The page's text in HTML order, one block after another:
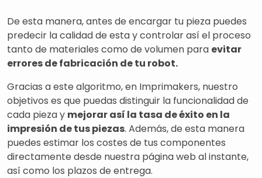
De esta manera, antes de encargar tu pieza puedes
predecir la calidad de esta y controlar así el proceso
tanto de materiales como de volumen para evitar
errores de fabricación de tu robot.
Gracias a este algoritmo, en Imprimakers, nuestro
objetivos es que puedas distinguir la funcionalidad de
cada pieza y mejorar así la tasa de éxito en la
impresión de tus piezas. Además, de esta manera
puedes estimar los costes de tus componentes
directamente desde nuestra página web al instante,
así como los plazos de entrega.